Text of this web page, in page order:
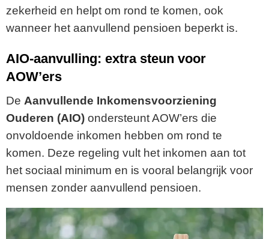
zekerheid en helpt om rond te komen, ook
wanneer het aanvullend pensioen beperkt is.
AIO-aanvulling: extra steun voor
AOW’ers
De Aanvullende Inkomensvoorziening
Ouderen (AIO) ondersteunt AOW’ers die
onvoldoende inkomen hebben om rond te
komen. Deze regeling vult het inkomen aan tot
het sociaal minimum en is vooral belangrijk voor
mensen zonder aanvullend pensioen.